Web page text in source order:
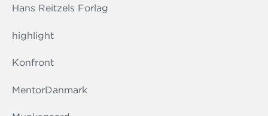
Hans Reitzels Forlag
highlight
Konfront
MentorDanmark